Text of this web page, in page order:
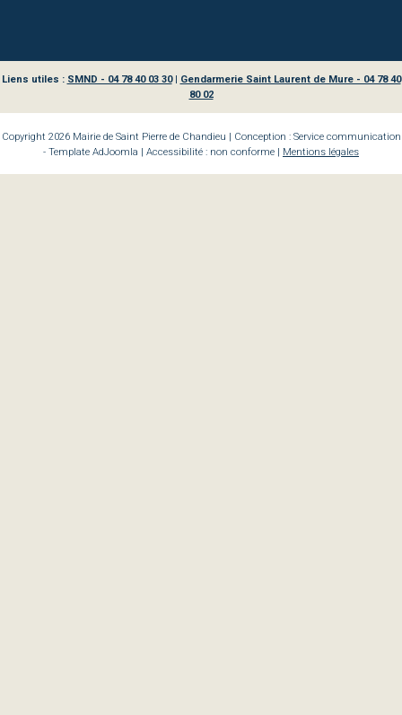
Liens utiles : SMND - 04 78 40 03 30| Gendarmerie Saint Laurent de Mure - 04 78 40
80 02
Copyright 2026 Mairie de Saint Pierre de Chandieu | Conception : Service communication
- Template AdJoomla | Accessibilité : non conforme | Mentions légales